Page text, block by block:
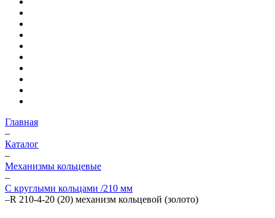
Главная
–
Каталог
–
Механизмы кольцевые
–
С круглыми кольцами /210 мм
–R 210-4-20 (20) механизм кольцевой (золото)